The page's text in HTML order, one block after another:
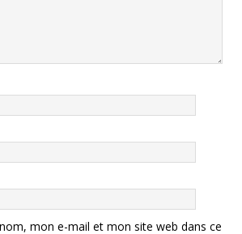
mon e-mail et mon site web dans ce